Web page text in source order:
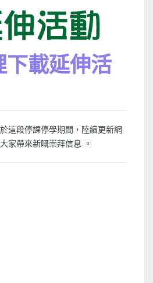
載延伸活
這段停課停學期間，陸續更新網
家帶來新嘅崇拜信息 。